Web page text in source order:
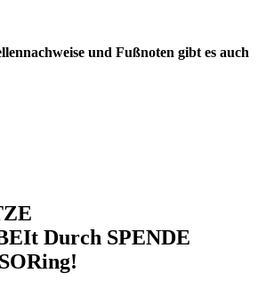
und Fußnoten gibt es auch
Durch SPENDE